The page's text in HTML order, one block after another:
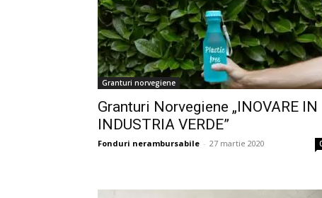
Granturi norvegiene
Granturi Norvegiene „INOVARE IN
INDUSTRIA VERDE”
Fonduri nerambursabile - 27 martie 2020